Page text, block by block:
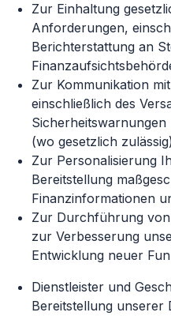
Zur Einhaltung
Anforderungen,
Berichterstattung an
Zur Kommunikation
einschließlich des
(wo gesetzlich
Zur Personalisierung
Bereitstellung
Finanzinformationen
Zur Durchführung
zur Verbesserung
Entwicklung neuer
Dienstleister und
Bereitstellung unserer